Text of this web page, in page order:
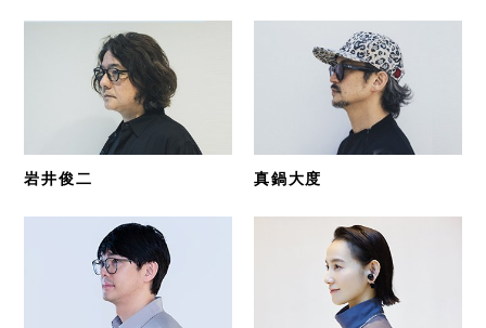
岩井俊二 真鍋大度